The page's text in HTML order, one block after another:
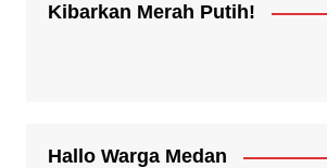
Kibarkan Merah Putih!
Hallo Warga Medan